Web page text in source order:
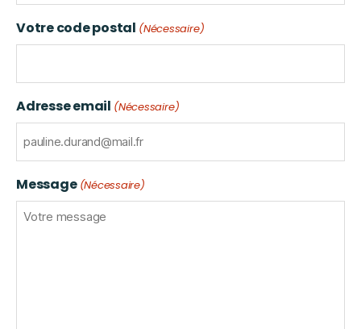
Votre code postal (Nécessaire)
Adresse email (Nécessaire)
Message (Nécessaire)